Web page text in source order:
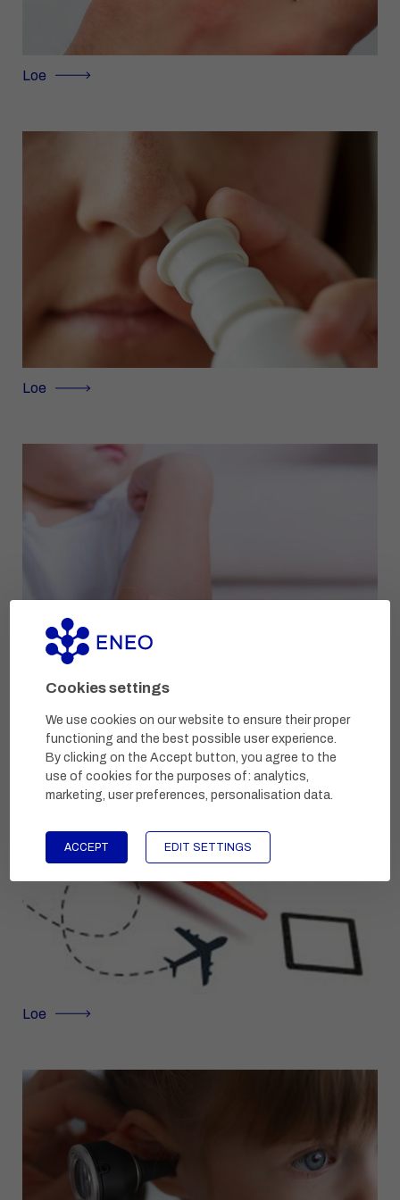
Cookies settings
We use cookies on our website to ensure their proper
functioning and the best possible user experience.
By clicking on the Accept button, you agree to the
use of cookies for the purposes of:analytics,
marketing, user preferences, personalisation data.
ACCEPT EDIT SETTINGS
Loe
Loe
Loe